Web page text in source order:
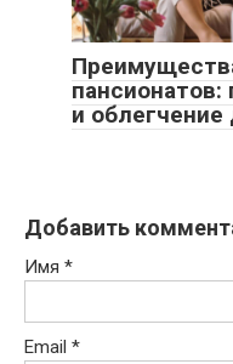
и
Добавить
Имя *
Email *